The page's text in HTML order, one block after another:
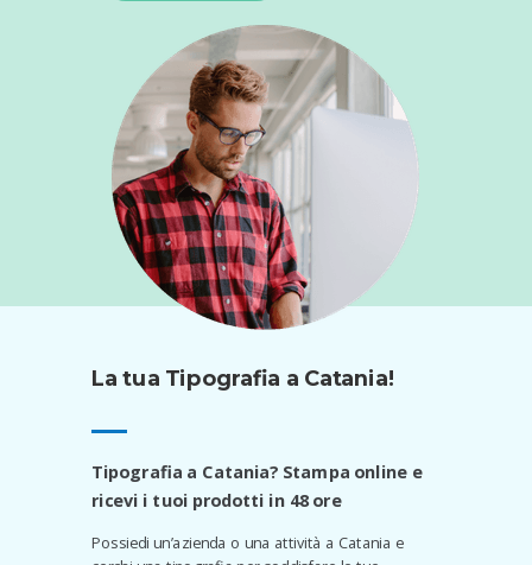
La tua Tipografia a Catania!
Tipografia a Catania? Stampa online e
ricevi i tuoi prodotti in 48 ore
Possiedi un’azienda o una attività a Catania e